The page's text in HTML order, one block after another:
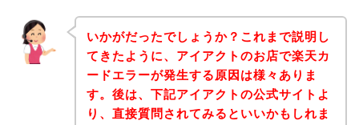
いかがだったでしょうか？これまで説明し
てきたように、アイアクトのお店で楽天カ
ードエラーが発生する原因は様々ありま
す。後は、下記アイアクトの公式サイトよ
り、直接質問されてみるといいかもしれま